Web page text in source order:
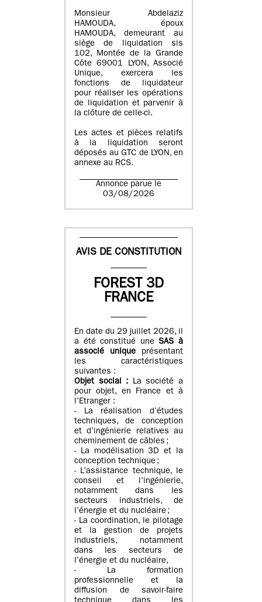
Monsieur Abdelaziz
HAMOUDA, époux
HAMOUDA, demeurant au
siège de liquidation sis
102, Montée de la Grande
Côte 69001 LYON, Associé
Unique, exercera les
fonctions de liquidateur
pour réaliser les opérations
de liquidation et parvenir à
la clôture de celle-ci.
Les actes et pièces relatifs
à la liquidation seront
déposés au GTC de LYON, en
annexe au RCS.
Annonce parue le
03/08/2026
AVIS DE CONSTITUTION
FOREST 3D
FRANCE
En date du 29 juillet 2026, il
a été constitué uneSAS à
associé unique présentant
les caractéristiques
suivantes :
Objet social : La société a
pour objet, en France et à
l’Etranger :
- La réalisation d’études
techniques, de conception
et d’ingénierie relatives au
cheminement de câbles ;
- La modélisation 3D et la
conception technique ;
- L’assistance technique, le
conseil et l’ingénierie,
notamment dans les
secteurs industriels, de
l’énergie et du nucléaire ;
- La coordination, le pilotage
et la gestion de projets
industriels, notamment
dans les secteurs de
l’énergie et du nucléaire,
- La formation
professionnelle et la
diffusion de savoir-faire